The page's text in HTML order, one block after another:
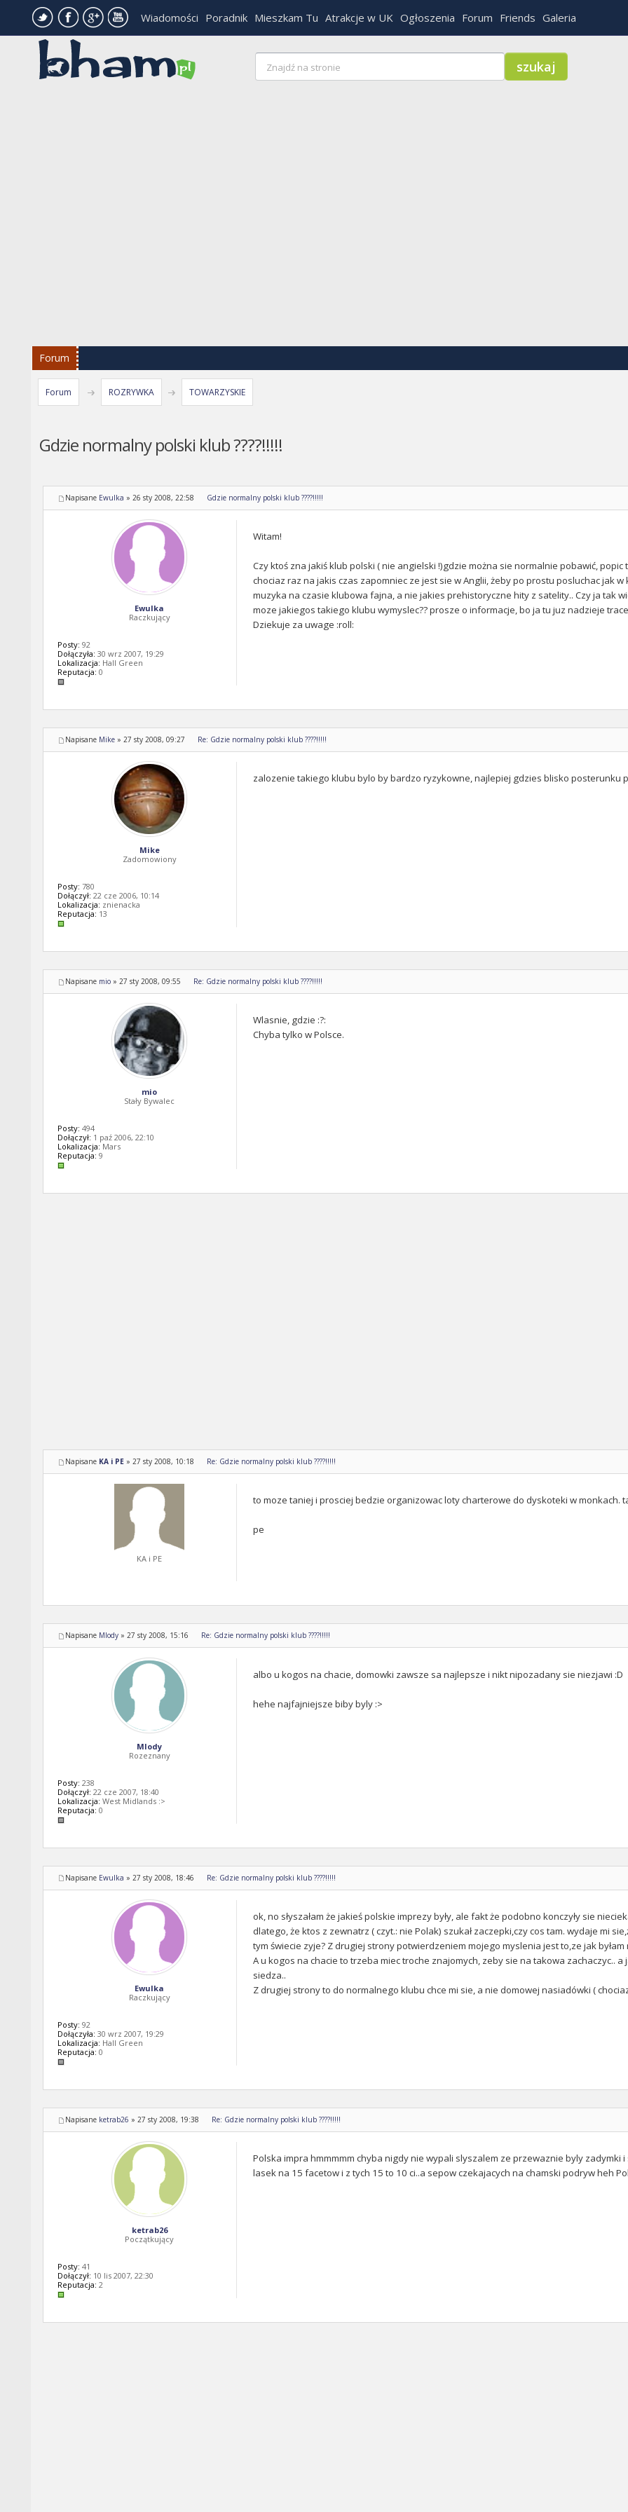
Wiadomości Poradnik Mieszkam Tu Atrakcje w UK Ogłoszenia Forum Friends Galeria
Forum
Forum ROZRYWKA TOWARZYSKIE
Gdzie normalny polski klub ????!!!!!
Napisane Ewulka » 26 sty 2008, 22:58 Gdzie normalny polski klub ????!!!!!
Witam!
Czy ktoś zna jakiś klub polski ( nie angielski !)gdzie można sie normalnie pobawić,
chociaz raz na jakis czas zapomniec ze jest sie w Anglii, żeby po prostu posluchac jak
muzyka na czasie klubowa fajna, a nie jakies prehistoryczne hity z satelity.. Czy ja tak
moze jakiegos takiego klubu wymyslec?? prosze o informacje, bo ja tu juz nadzieje
Dziekuje za uwage :roll:
Ewulka
Raczkujący
Posty: 92
Dołączyła: 30 wrz 2007, 19:29
Lokalizacja: Hall Green
Reputacja: 0
Napisane Mike » 27 sty 2008, 09:27 Re: Gdzie normalny polski klub ????!!!!!
zalozenie takiego klubu bylo by bardzo ryzykowne, najlepiej gdzies blisko posterunku
Mike
Zadomowiony
Posty: 780
Dołączył: 22 cze 2006, 10:14
Lokalizacja: znienacka
Reputacja: 13
Napisane mio » 27 sty 2008, 09:55 Re: Gdzie normalny polski klub ????!!!!!
Wlasnie, gdzie :?:
Chyba tylko w Polsce.
mio
Stały Bywalec
Posty: 494
Dołączył: 1 paź 2006, 22:10
Lokalizacja: Mars
Reputacja: 9
Napisane KA i PE » 27 sty 2008, 10:18 Re: Gdzie normalny polski klub ????!!!!!
to moze taniej i prosciej bedzie organizowac loty charterowe do dyskoteki w monkach.
pe
KA i PE
Napisane Mlody » 27 sty 2008, 15:16 Re: Gdzie normalny polski klub ????!!!!!
albo u kogos na chacie, domowki zawsze sa najlepsze i nikt nipozadany sie niezjawi :D
hehe najfajniejsze biby byly :>
Mlody
Rozeznany
Posty: 238
Dołączył: 22 cze 2007, 18:40
Lokalizacja: West Midlands :>
Reputacja: 0
Napisane Ewulka » 27 sty 2008, 18:46 Re: Gdzie normalny polski klub ????!!!!!
ok, no słyszałam że jakieś polskie imprezy były, ale fakt że podobno konczyły sie
dlatego, że ktos z zewnatrz ( czyt.: nie Polak) szukał zaczepki,czy cos tam. wydaje mi
tym świecie zyje? Z drugiej strony potwierdzeniem mojego myslenia jest to,ze jak
A u kogos na chacie to trzeba miec troche znajomych, zeby sie na takowa zachaczyc.. a
siedza..
Z drugiej strony to do normalnego klubu chce mi sie, a nie domowej nasiadówki (
Ewulka
Raczkujący
Posty: 92
Dołączyła: 30 wrz 2007, 19:29
Lokalizacja: Hall Green
Reputacja: 0
Napisane ketrab26 » 27 sty 2008, 19:38 Re: Gdzie normalny polski klub ????!!!!!
Polska impra hmmmmm chyba nigdy nie wypali slyszalem ze przewaznie byly zadymki
lasek na 15 facetow i z tych 15 to 10 ci..a sepow czekajacych na chamski podryw heh
ketrab26
Początkujący
Posty: 41
Dołączył: 10 lis 2007, 22:30
Reputacja: 2